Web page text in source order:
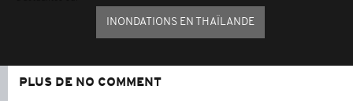
INONDATIONS EN THAÏLANDE
PLUS DE NO COMMENT